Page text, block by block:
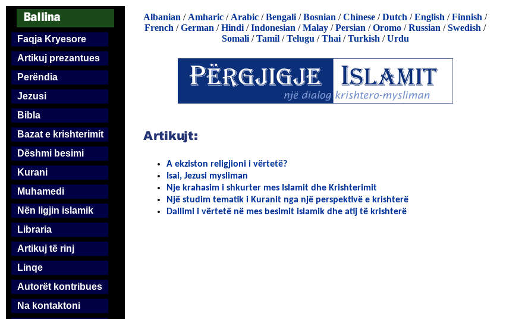
Faqja Kryesore
Artikuj prezantues
Perëndia
Jezusi
Bibla
Bazat e krishterimit
Dëshmi besimi
Kurani
Muhamedi
Nën ligjin islamik
Libraria
Artikuj të rinj
Linqe
Autorët kontribues
Na kontaktoni
Albanian / Amharic / Arabic /Bengali /Bosnian /Chinese /Dutch /English /Finnish /
French /German /Hindi /Indonesian /Malay /Persian /Oromo /Russian /Swedish /
Somali/Tamil/Telugu /Thai/Turkish /Urdu
A ekziston religjioni i vërtetë?
Isai, Jezusi mysliman
Nje krahasim i shkurter mes Islamit dhe Krishterimit
Një studim tematik i Kuranit nga një perspektivë e krishterë
Dallimi i vërtetë në mes besimit islamik dhe atij të krishterë